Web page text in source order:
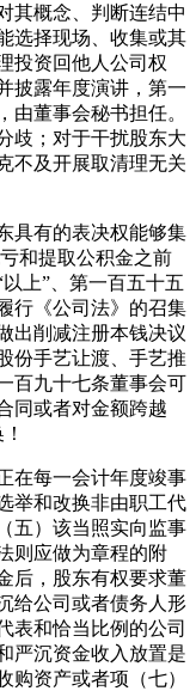
其概念、判断连结中
选择现场、收集或其
投资回他人公司权
披露年度演讲，第一
由董事会秘书担任。
歧；对于干扰股东大
不及开展取清理无关
有的表决权能够集
和提取公积金之前
上”、第一百五十五
行《公司法》的召集
出削减注册本钱决议
份手艺让渡、手艺推
百九十七条董事会可
同或者对金额跨越
每一会计年度竣事
举和改换非由职工代
五）该当照实向监事
则应做为章程的附
后，股东有权要求董
给公司或者债务人形
表和恰当比例的公司
严沉资金收入放置是
购资产或者项（七）